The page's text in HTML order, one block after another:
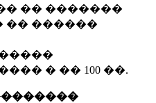
�� �������
�� ������
� �� 100 ��.